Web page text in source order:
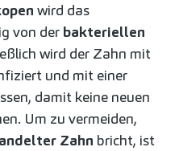
wird das
von der bakteriellen
wird der Zahn mit
und mit einer
damit keine neuen
Um zu vermeiden,
Zahn bricht, ist